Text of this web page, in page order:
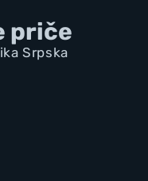
priče
a Srpska